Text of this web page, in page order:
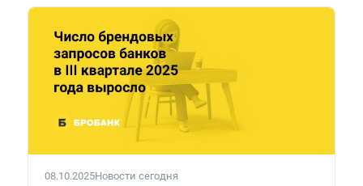
08.10.2025Новости сегодня